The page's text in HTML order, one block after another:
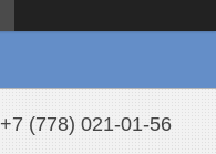
+7 (778) 021-01-56